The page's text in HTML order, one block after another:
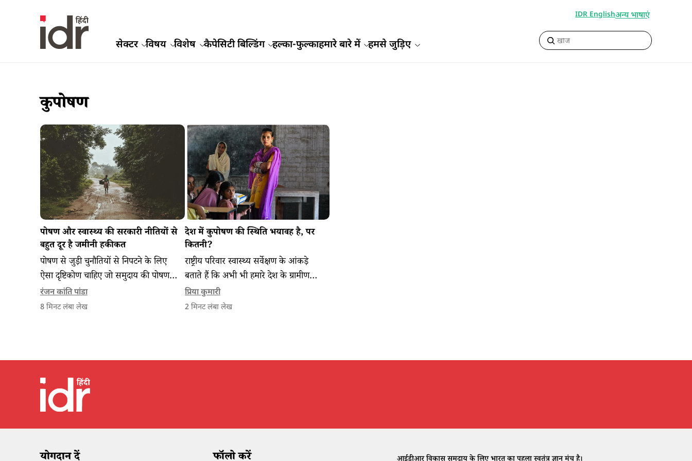
सेक्टर विषय विशेष कैपेसिटी बिल्डिंग हल्का-फुल्काहमारे बारे में हमसे जुड़िए
IDR Englishअन्य भाषाएं
कुपोषण
पोषण और स्वास्थ्य की सरकारी नीतियों से
बहुत दूर है जमीनी हकीकत
पोषण से जुड़ी चुनौतियों से निपटने के लिए
ऐसा दृष्टिकोण चाहिए जो समुदाय की पोषण
संबंधी जरूरतों और स्वास्थ्य सेवा आपूर्ति तंत्र
की दक्षता के बीच संतुलन कायम कर सके।
रंजन कांति पांडा
8मिनट लंबा लेख
देश में कुपोषण की स्थिति भयावह है, पर
कितनी?
राष्ट्रीय परिवार स्वास्थ्य सर्वेक्षण के आंकड़े
बताते हैं कि अभी भी हमारे देश के ग्रामीण
क्षेत्रों में गर्भवती महिलाएं और पांच साल तक
की उम्र के अधिकतर बच्चे कुपोषण मुक्त नहीं
प्रिया कुमारी
2 मिनट लंबा लेख